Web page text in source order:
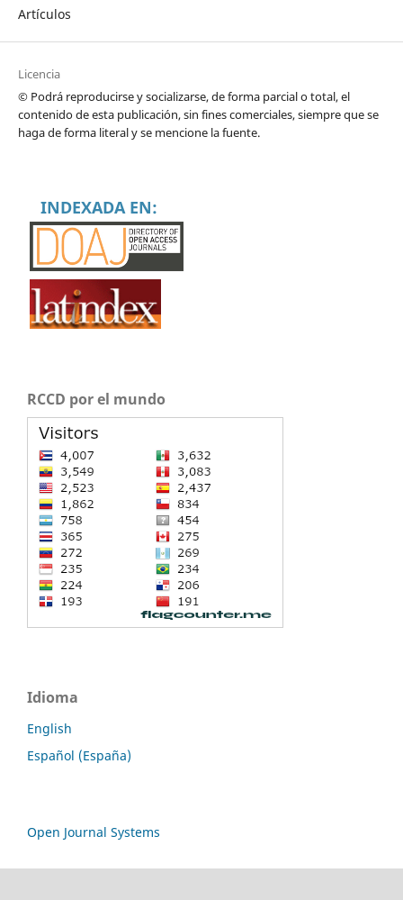
Artículos
Licencia
© Podrá reproducirse y socializarse, de forma parcial o total, el
contenido de esta publicación, sin fines comerciales, siempre que se
haga de forma literal y se mencione la fuente.
INDEXADA EN:
RCCD por el mundo
Idioma
English
Español (España)
Open Journal Systems